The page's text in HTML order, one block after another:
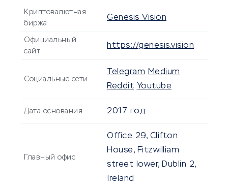
Криптовалютная
биржа
Genesis Vision
Официальный
сайт
https://genesis.vision
Социальные сети
Telegram Medium
Reddit Youtube
Дата основания 2017 год
Главный офис
Office 29, Clifton
House, Fitzwilliam
street lower, Dublin 2,
Ireland